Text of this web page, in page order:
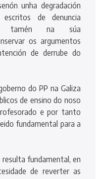
unha degradación
de denuncia
tamén na súa
os argumentos
de derrube do
do PP na Galiza
de ensino do noso
e por tanto
fundamental para a
fundamental, en
de reverter as